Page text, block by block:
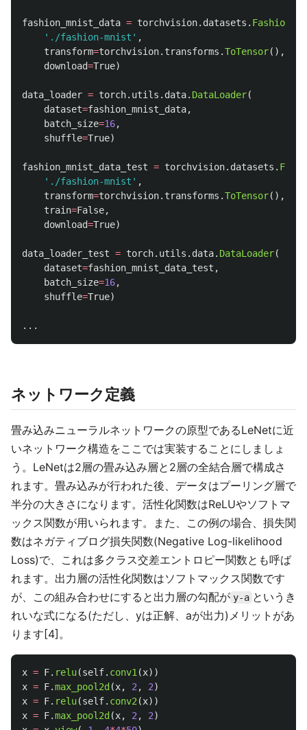
fashion_mnist_data = torchvision. datasets .
' ./fashion-mnist ' ,
transform=torchvision. transforms .ToTensor(),
download=True)
data_loader = torch. utils . data. DataLoader(
dataset=fashion_mnist_data,
batch_size=16,
shuffle=True)
fashion_mnist_data_test = torchvision. datasets .
' ./fashion-mnist ' ,
transform=torchvision. transforms .ToTensor(),
train=False,
download=True)
data_loader_test = torch. utils . data. DataLoader(
dataset=fashion_mnist_data_test ,
batch_size=16,
shuffle=True)
...
ネットワーク定義
畳み込みニューラルネットワークの原型であるLeNetに近
いネットワーク構造をここでは実装することにしましょ
う。LeNetは2層の畳み込み層と2層の全結合層で構成さ
れます。畳み込みが行われた後、データはプーリング層で
半分の大きさになります。活性化関数はReLUやソフトマ
ックス関数が用いられます。また、この例の場合、損失関
数はネガティブログ損失関数(Negative Log-likelihood
Loss)で、これは多クラス交差エントロピー関数とも呼ば
れます。出力層の活性化関数はソフトマックス関数です
が、この組み合わせにすると出力層の勾配が y-a というき
れいな式になる(ただし、yは正解、aが出力)メリットがあ
ります[4]。
x = F. relu(self. conv1 (x))
x = F.max_pool2d (x, 2 , 2)
x = F. relu(self. conv2 (x))
x = F.max_pool2d (x, 2 , 2)